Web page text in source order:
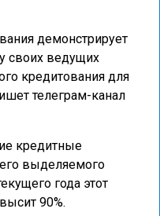
демонстрирует
своих ведущих
кредитования для
телеграм-канал
кредитные
выделяемого
года этот
90%.